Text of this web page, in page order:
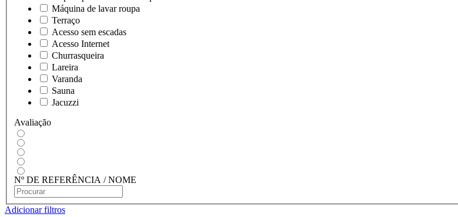
Máquina de lavar roupa
Terraço
Acesso sem escadas
Acesso Internet
Churrasqueira
Lareira
Varanda
Sauna
Jacuzzi
Avaliação
Nº DE REFERÊNCIA / NOME
Adicionar filtros